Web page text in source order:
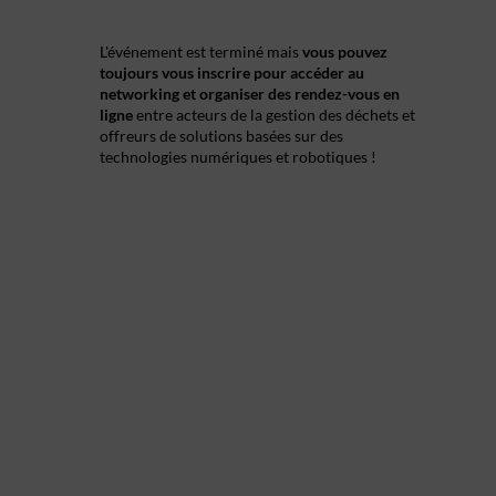
L'événement est terminé maisvous pouvez
toujours vous inscrire pour accéder au
networking et organiser des rendez-vous en
ligneentre acteurs de la gestion des déchets et
offreurs de solutions basées sur des
technologies numériques et robotiques !